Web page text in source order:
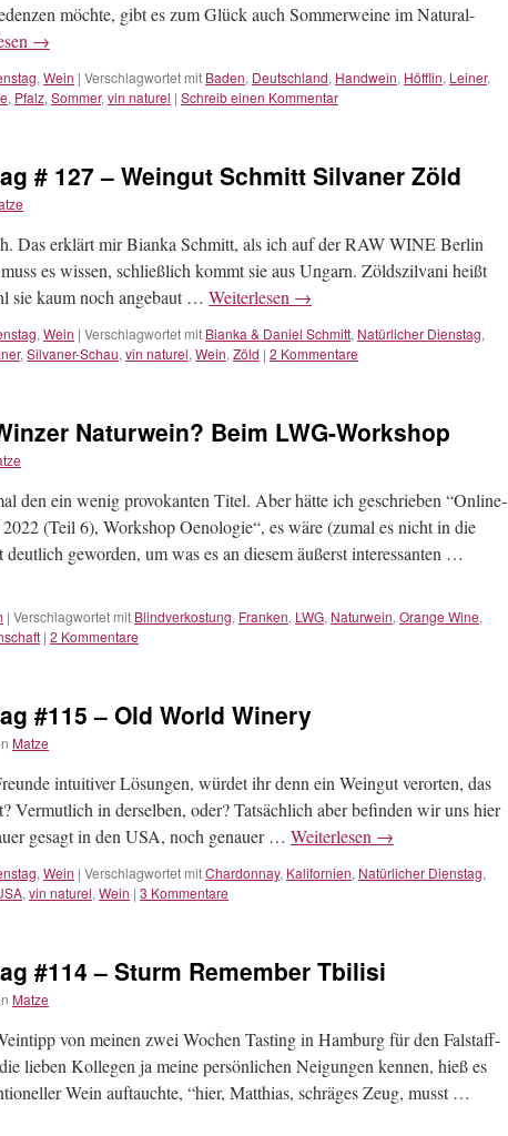
möchte, gibt es zum Glück auch Sommerweine im Natural-
→
, Wein | Verschlagwortet mit Baden, Deutschland, Handwein, Höfflin, Leiner,
, Pfalz, Sommer, vin naturel | Schreib einen Kommentar
# 127 – Weingut Schmitt Silvaner Zöld
Das erklärt mir Bianka Schmitt, als ich auf der RAW WINE Berlin
es wissen, schließlich kommt sie aus Ungarn. Zöldszilvani heißt
sie kaum noch angebaut … Weiterlesen →
, Wein | Verschlagwortet mit Bianka & Daniel Schmitt, Natürlicher Dienstag,
, Silvaner-Schau, vin naturel, Wein, Zöld | 2 Kommentare
Naturwein? Beim LWG-Workshop
den ein wenig provokanten Titel. Aber hätte ich geschrieben “Online-
(Teil 6), Workshop Oenologie“, es wäre (zumal es nicht in die
geworden, um was es an diesem äußerst interessanten …
| Verschlagwortet mit Blindverkostung, Franken, LWG, Naturwein, Orange Wine,
| 2 Kommentare
#115 – Old World Winery
Matze
intuitiver Lösungen, würdet ihr denn ein Weingut verorten, das
Vermutlich in derselben, oder? Tatsächlich aber befinden wir uns hier
gesagt in den USA, noch genauer … Weiterlesen →
, Wein | Verschlagwortet mitChardonnay, Kalifornien, Natürlicher Dienstag,
, vin naturel, Wein | 3 Kommentare
#114 – Sturm Remember Tbilisi
Matze
von meinen zwei Wochen Tasting in Hamburg für den Falstaff-
lieben Kollegen ja meine persönlichen Neigungen kennen, hieß es
Wein auftauchte, “hier, Matthias, schräges Zeug, musst …